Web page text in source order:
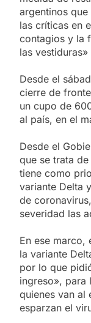
argentinos
las críticas en
contagios y la
las
Desde el
cierre de
un cupo de
al país, en el
Desde el
que se trata
tiene como
variante Delta
de
severidad las
En ese
la variante
por lo que
ingreso», para
quienes van al
esparzan el